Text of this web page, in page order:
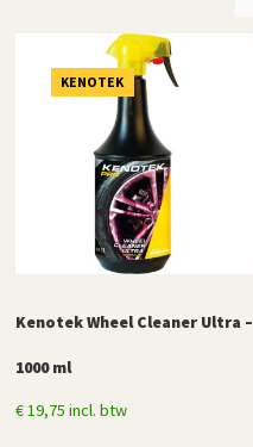
KENOTEK
Kenotek Wheel Cleaner Ultra –
1000 ml
€19,75 incl. btw